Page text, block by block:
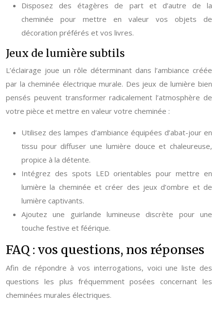
Disposez des étagères de part et d’autre de la
cheminée pour mettre en valeur vos objets de
décoration préférés et vos livres.
Jeux de lumière subtils
L’éclairage joue un rôle déterminant dans l’ambiance créée
par la cheminée électrique murale. Des jeux de lumière bien
pensés peuvent transformer radicalement l’atmosphère de
votre pièce et mettre en valeur votre cheminée :
Utilisez des lampes d’ambiance équipées d’abat-jour en
tissu pour diffuser une lumière douce et chaleureuse,
propice à la détente.
Intégrez des spots LED orientables pour mettre en
lumière la cheminée et créer des jeux d’ombre et de
lumière captivants.
Ajoutez une guirlande lumineuse discrète pour une
touche festive et féérique.
FAQ : vos questions, nos réponses
Afin de répondre à vos interrogations, voici une liste des
questions les plus fréquemment posées concernant les
cheminées murales électriques.